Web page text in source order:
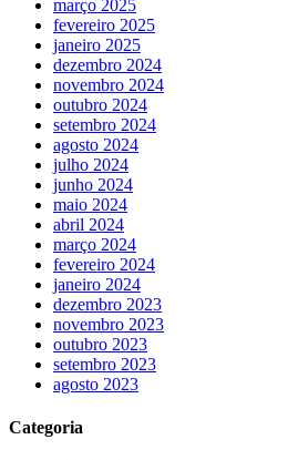
março 2025
fevereiro 2025
janeiro 2025
dezembro 2024
novembro 2024
outubro 2024
setembro 2024
agosto 2024
julho 2024
junho 2024
maio 2024
abril 2024
março 2024
fevereiro 2024
janeiro 2024
dezembro 2023
novembro 2023
outubro 2023
setembro 2023
agosto 2023
Categoria